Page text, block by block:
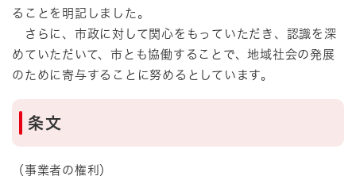
ることを明記しました。
さらに、市政に対して関心をもっていただき、認識を深
めていただいて、市とも協働することで、地域社会の発展
のために寄与することに努めるとしています。
条文
（事業者の権利）